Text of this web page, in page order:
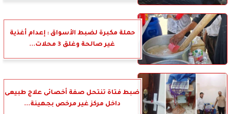
حملة مكبرة لضبط الأسواق : إعدام أغذية
غير صالحة وغلق 3 محلات...
ضبط فتاة تنتحل صفة أخصائى علاج طبيعى
داخل مركز غير مرخص بجهينة...